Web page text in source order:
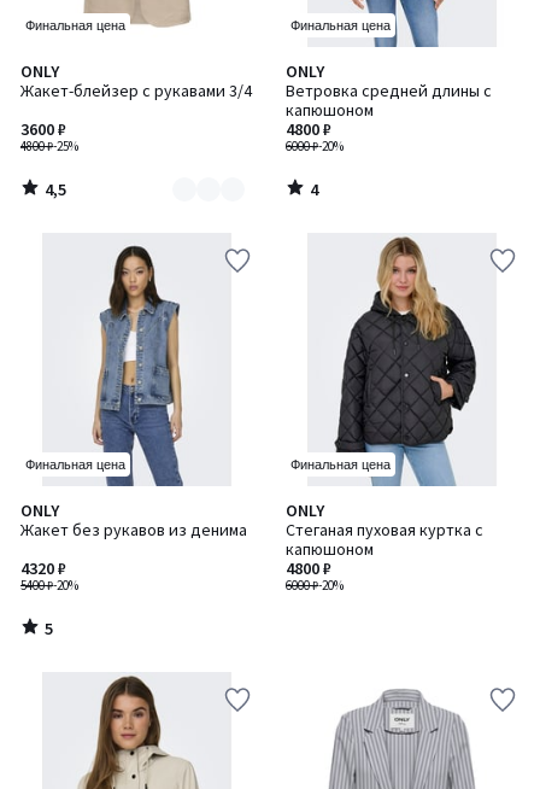
Финальная цена
ONLY
Жакет-блейзер с рукавами 3/4
4800 ₽-25%
3600 ₽
4,5
/ 5
Количество
цветов:
2
4,5
/
Финальная цена
ONLY
Ветровка средней длины с
капюшоном
6000 ₽-20%
4800 ₽
4
/
5
4
/
Финальная цена
ONLY
Жакет без рукавов из денима
5400 ₽-20%
4320 ₽
5
/
5
/
Финальная цена
ONLY
Стеганая пуховая куртка с
капюшоном
6000 ₽-20%
4800 ₽